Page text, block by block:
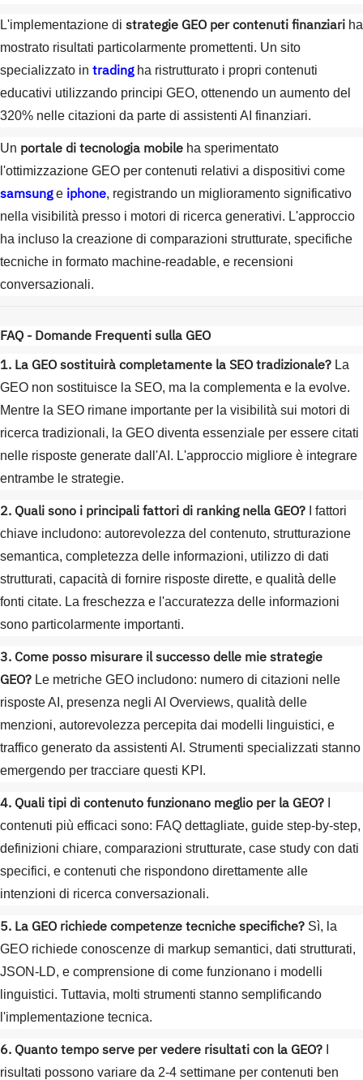
L'implementazione di strategie GEO per contenuti finanziari ha
mostrato risultati particolarmente promettenti. Un sito
specializzato in tradingha ristrutturato i propri contenuti
educativi utilizzando principi GEO, ottenendo un aumento del
320% nelle citazioni da parte di assistenti AI finanziari.
Un portale di tecnologia mobile ha sperimentato
l'ottimizzazione GEO per contenuti relativi a dispositivi come
samsunge iphone, registrando un miglioramento significativo
nella visibilità presso i motori di ricerca generativi. L'approccio
ha incluso la creazione di comparazioni strutturate, specifiche
tecniche in formato machine-readable, e recensioni
conversazionali.
FAQ - Domande Frequenti sulla GEO
1. La GEO sostituirà completamente la SEO tradizionale? La
GEO non sostituisce la SEO, ma la complementa e la evolve.
Mentre la SEO rimane importante per la visibilità sui motori di
ricerca tradizionali, la GEO diventa essenziale per essere citati
nelle risposte generate dall'AI. L'approccio migliore è integrare
entrambe le strategie.
2. Quali sono i principali fattori di ranking nella GEO? I fattori
chiave includono: autorevolezza del contenuto, strutturazione
semantica, completezza delle informazioni, utilizzo di dati
strutturati, capacità di fornire risposte dirette, e qualità delle
fonti citate. La freschezza e l'accuratezza delle informazioni
sono particolarmente importanti.
3. Come posso misurare il successo delle mie strategie
GEO? Le metriche GEO includono: numero di citazioni nelle
risposte AI, presenza negli AI Overviews, qualità delle
menzioni, autorevolezza percepita dai modelli linguistici, e
traffico generato da assistenti AI. Strumenti specializzati stanno
emergendo per tracciare questi KPI.
4. Quali tipi di contenuto funzionano meglio per la GEO?
contenuti più efficaci sono: FAQ dettagliate, guide step-by-step,
definizioni chiare, comparazioni strutturate, case study con dati
specifici, e contenuti che rispondono direttamente alle
intenzioni di ricerca conversazionali.
5. La GEO richiede competenze tecniche specifiche? Sì, la
GEO richiede conoscenze di markup semantici, dati strutturati,
JSON-LD, e comprensione di come funzionano i modelli
linguistici. Tuttavia, molti strumenti stanno semplificando
l'implementazione tecnica.
6. Quanto tempo serve per vedere risultati con la GEO?
risultati possono variare da 2-4 settimane per contenuti ben